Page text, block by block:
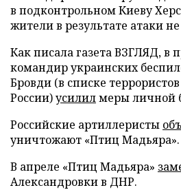
в подконтрольном Киеву
жители в результате атаки
Как писала газета ВЗГЛЯД, в
командир украинских
Бровди (в списке
России)усилилмеры личной
Российские артиллеристы
уничтожают «Птиц Мадьяра».
В апреле «Птиц Мадьяра»
Александровки в ДНР.